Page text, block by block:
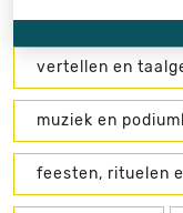
vertellen en
muziek en
feesten, rituelen